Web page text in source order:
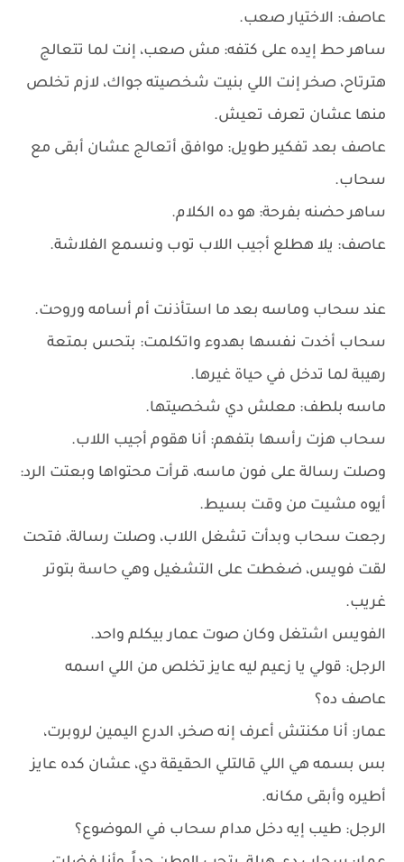
عاصف: الاختيار صعب.
ساهر حط إيده على كتفه: مش صعب، إنت لما تتعالج
هترتاح، صخر إنت اللي بنيت شخصيته جواك، لازم تخلص
منها عشان تعرف تعيش.
عاصف بعد تفكير طويل: موافق أتعالج عشان أبقى مع
سحاب.
ساهر حضنه بفرحة: هو ده الكلام.
عاصف: يلا هطلع أجيب اللاب توب ونسمع الفلاشة.
عند سحاب وماسه بعد ما استأذنت أم أسامه وروحت.
سحاب أخدت نفسها بهدوء واتكلمت: بتحس بمتعة
رهيبة لما تدخل في حياة غيرها.
ماسه بلطف: معلش دي شخصيتها.
سحاب هزت رأسها بتفهم: أنا هقوم أجيب اللاب.
وصلت رسالة على فون ماسه، قرأت محتواها وبعتت الرد:
أيوه مشيت من وقت بسيط.
رجعت سحاب وبدأت تشغل اللاب، وصلت رسالة، فتحت
لقت فويس، ضغطت على التشغيل وهي حاسة بتوتر
غريب.
الفويس اشتغل وكان صوت عمار بيكلم واحد.
الرجل: قولي يا زعيم ليه عايز تخلص من اللي اسمه
عاصف ده؟
عمار: أنا مكنتش أعرف إنه صخر، الدرع اليمين لروبرت،
بس بسمه هي اللي قالتلي الحقيقة دي، عشان كده عايز
أطيره وأبقى مكانه.
الرجل: طيب إيه دخل مدام سحاب في الموضوع؟